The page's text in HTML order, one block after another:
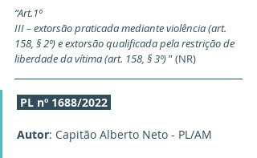
“Art.1º
III – extorsão praticada mediante violência (art.
158, § 2º) e extorsão qualificada pela restrição de
liberdade da vítima (art. 158, § 3º) ” (NR)
PL nº 1688/2022
Autor: Capitão Alberto Neto - PL/AM